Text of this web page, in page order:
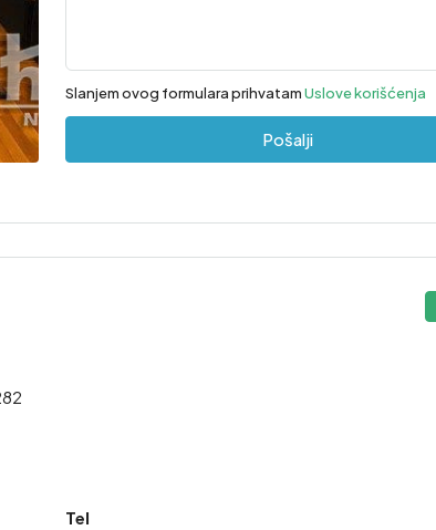
Slanjem ovog formulara prihvatamUslove korišćenja
Pošalji
Tel